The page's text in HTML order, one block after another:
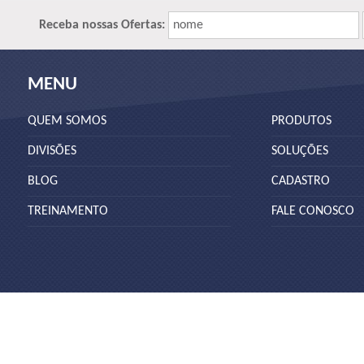
Receba nossas Ofertas: nome
MENU
QUEM SOMOS
DIVISÕES
BLOG
TREINAMENTO
PRODUTOS
SOLUÇÕES
CADASTRO
FALE CONOSCO